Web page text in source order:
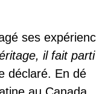
ses expérienc
il fait parti
déclaré. En dé